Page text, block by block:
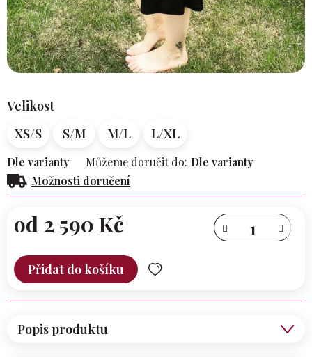
Velikost
XS/S
S/M M/L L/XL
Dle varianty Můžeme doručit do: Dle varianty
Možnosti doručení
od 2 590 Kč
cena:
Přidat do košíku
Popis produktu